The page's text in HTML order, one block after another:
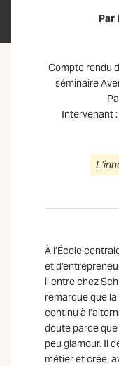
Par
Compte rendu
séminaire
Intervenant
À l’École
et
il entre chez
remarque que
continu à
doute parce
peu glamour. Il
métier et crée,